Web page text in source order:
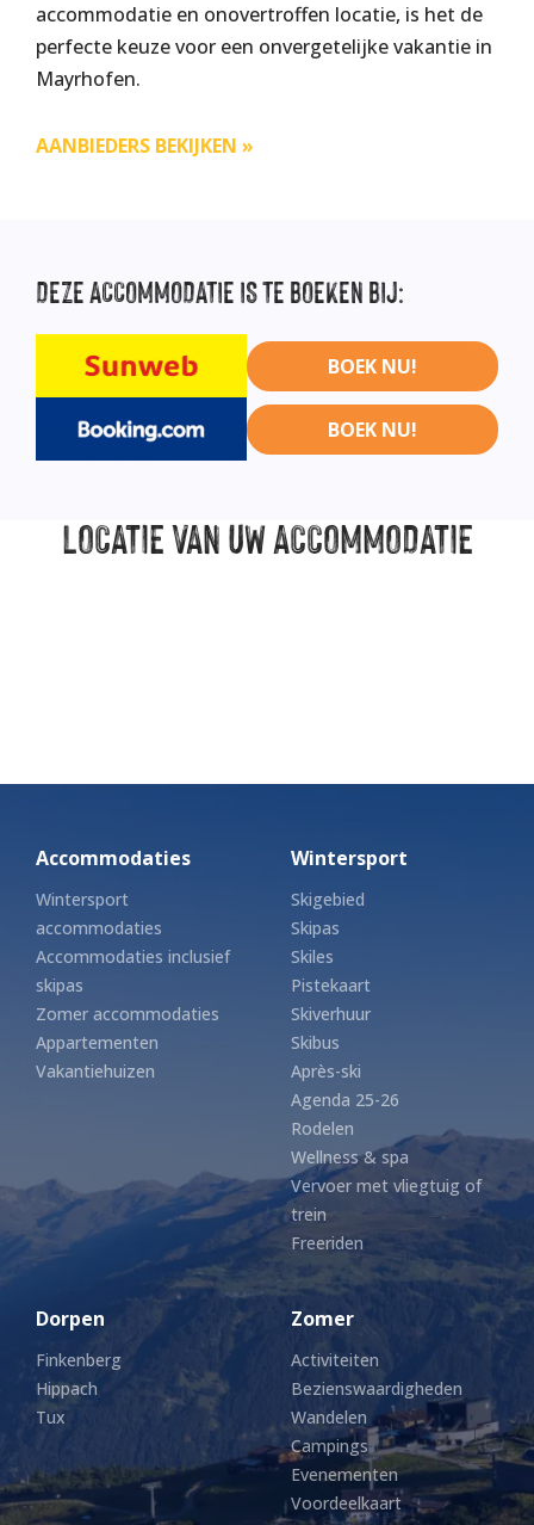
accommodatie en onovertroffen locatie, is het de
perfecte keuze voor een onvergetelijke vakantie in
Mayrhofen​.
AANBIEDERS BEKIJKEN »
DEZE ACCOMMODATIE IS TE BOEKEN BIJ:
BOEK NU!
BOEK NU!
LOCATIE VAN UW ACCOMMODATIE
Accommodaties
Wintersport
accommodaties
Accommodaties inclusief
skipas
Zomer accommodaties
Appartementen
Vakantiehuizen
Wintersport
Skigebied
Skipas
Skiles
Pistekaart
Skiverhuur
Skibus
Après-ski
Agenda 25-26
Rodelen
Wellness & spa
Vervoer met vliegtuig of
trein
Freeriden
Dorpen
Finkenberg
Hippach
Tux
Zomer
Activiteiten
Bezienswaardigheden
Wandelen
Campings
Evenementen
Voordeelkaart